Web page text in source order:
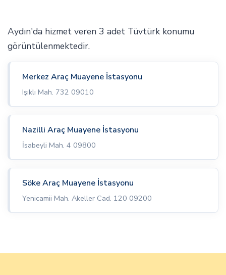
Aydın'da hizmet veren 3 adet Tüvtürk konumu
görüntülenmektedir.
Merkez Araç Muayene İstasyonu
Işıklı Mah. 732 09010
Nazilli Araç Muayene İstasyonu
İsabeyli Mah. 4 09800
Söke Araç Muayene İstasyonu
Yenicamii Mah. Akeller Cad. 120 09200